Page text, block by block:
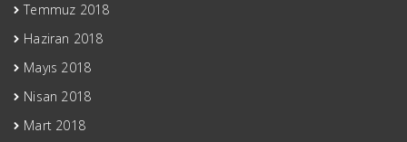
Temmuz 2018
Haziran 2018
Mayıs 2018
Nisan 2018
Mart 2018